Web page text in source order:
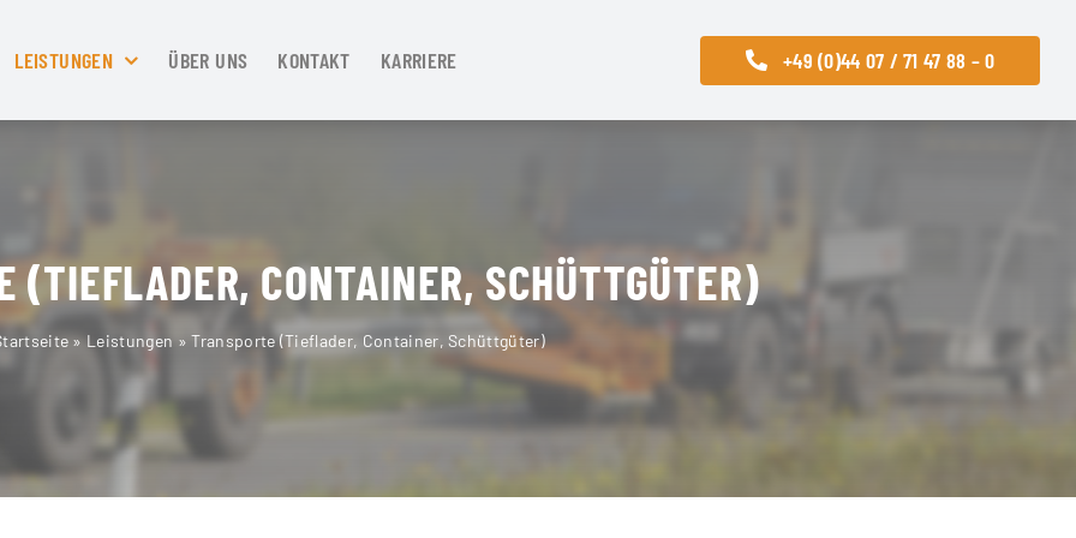
LEISTUNGEN ÜBER UNS KONTAKT KARRIERE +49 (0)44 07 / 71 47 88 – 0
(TIEFLADER, CONTAINER, SCHÜTTGÜTER)
»Leistungen »Transporte (Tieflader, Container, Schüttgüter)